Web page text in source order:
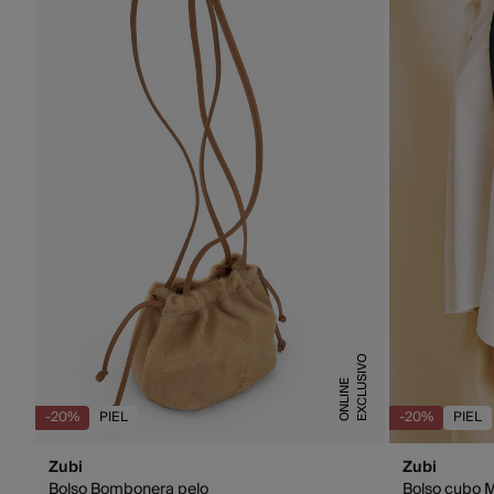
-20% PIEL E
X
C
L
U
S
I
V
O
O
N
L
I
N
E
Zubi
-20% PIEL
Zubi